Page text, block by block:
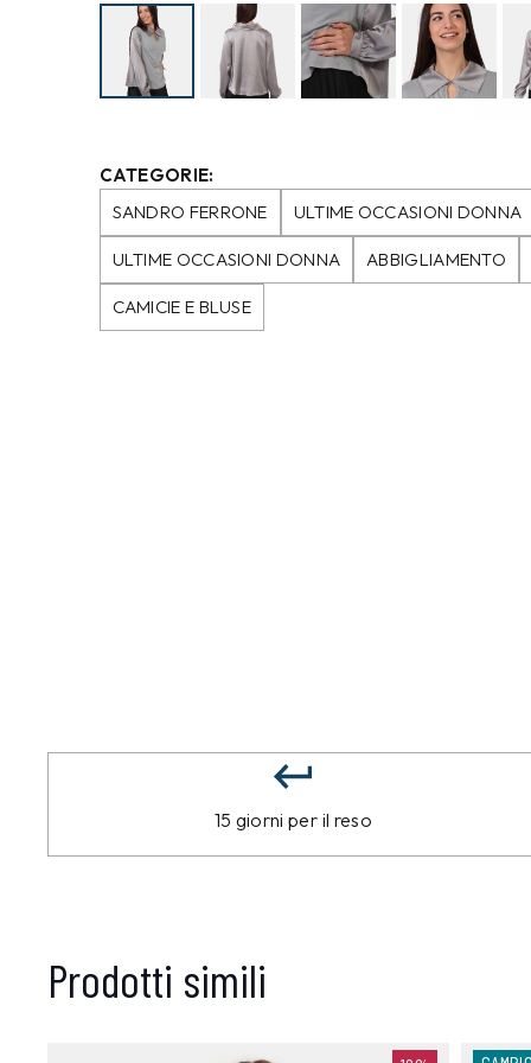
CATEGORIE:
SANDRO FERRONE
ULTIME OCCASIONI DONNA
ULTIME OCCASIONI DONNA ABBIGLIAMENTO
CAMICIE E BLUSE
15 giorni per il reso
Prodotti simili